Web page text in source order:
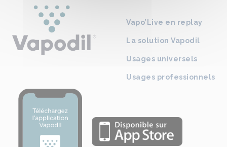
Vapo’Live en replay
La solution Vapodil
Usages universels
Usages professionnels